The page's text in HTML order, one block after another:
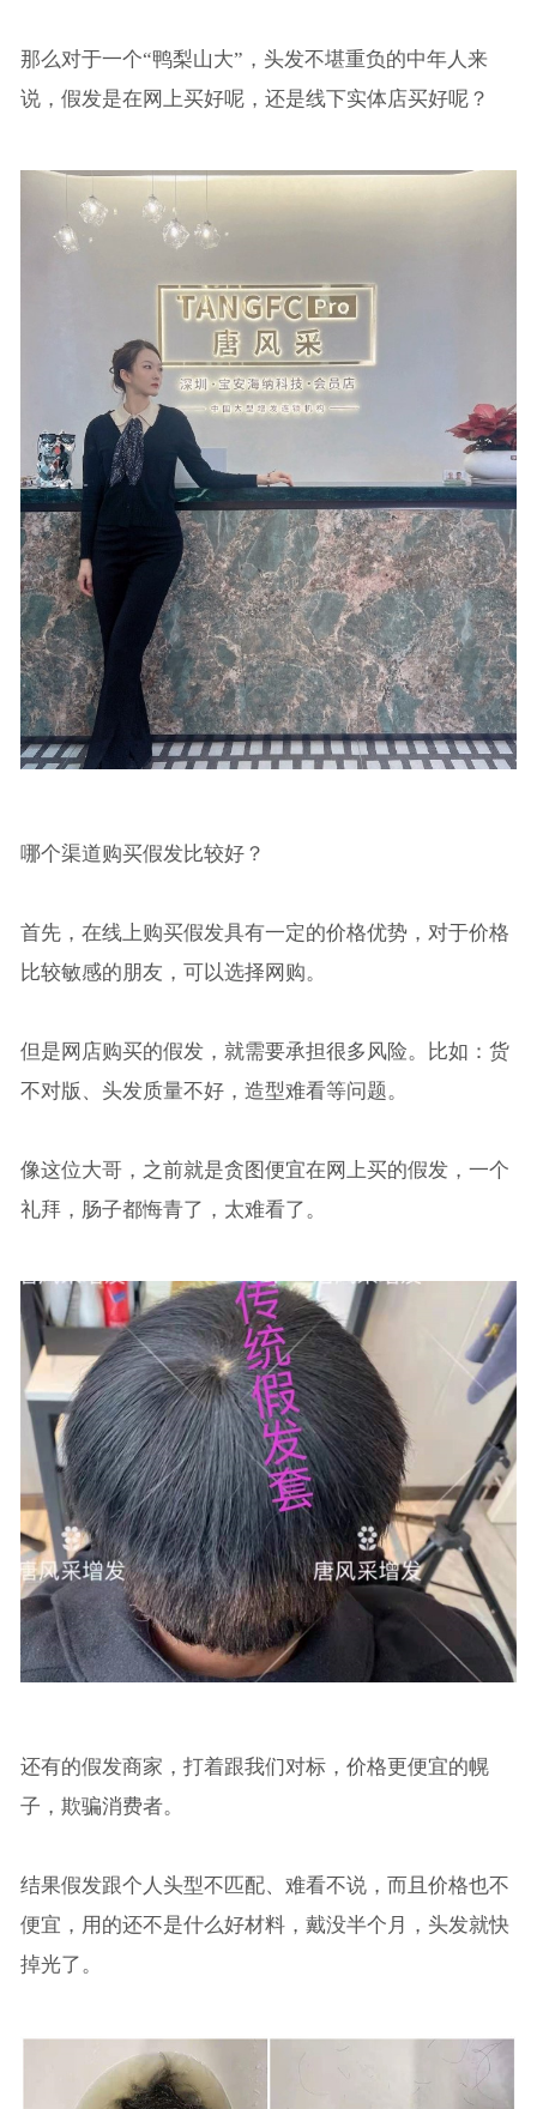
那么对于一个“鸭梨山大”，头发不堪重负的中年人来
说，假发是在网上买好呢，还是线下实体店买好呢？
哪个渠道购买假发比较好？
首先，在线上购买假发具有一定的价格优势，对于价格
比较敏感的朋友，可以选择网购。
但是网店购买的假发，就需要承担很多风险。比如：货
不对版、头发质量不好，造型难看等问题。
像这位大哥，之前就是贪图便宜在网上买的假发，一个
礼拜，肠子都悔青了，太难看了。
还有的假发商家，打着跟我们对标，价格更便宜的幌
子，欺骗消费者。
结果假发跟个人头型不匹配、难看不说，而且价格也不
便宜，用的还不是什么好材料，戴没半个月，头发就快
掉光了。